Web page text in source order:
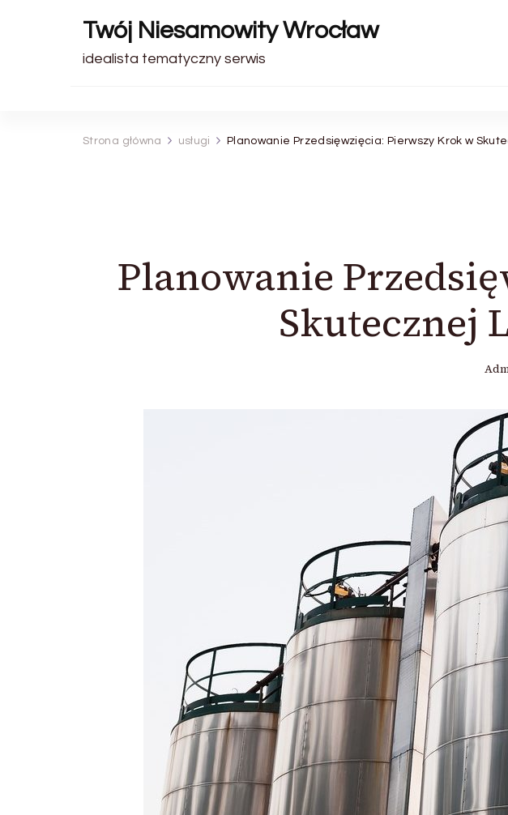
Twój Niesamowity Wrocław
idealista tematyczny serwis
Strona główna usługi Planowanie Przedsięwzięcia: Pierwszy Krok w
Planowanie
Skutecznej